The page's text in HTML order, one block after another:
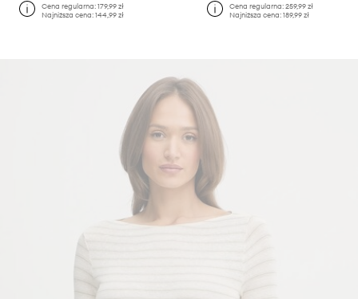
Cena regularna:179,99 zł
Najniższa cena:144,99 zł
Cena regularna: 259,99 zł
Najniższa cena: 189,99 zł